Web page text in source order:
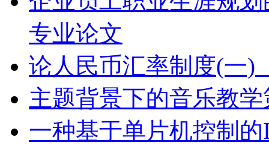
专业论文
论人民币汇率制度(一)
主题背景下的音乐教
一种基于单片机控制